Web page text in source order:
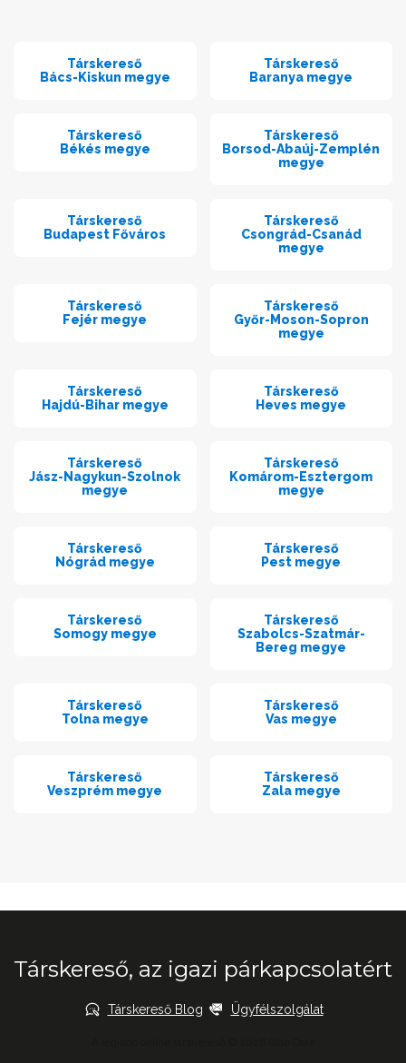
Társkereső
Bács-Kiskun megye
Társkereső
Baranya megye
Társkereső
Békés megye
Társkereső
Borsod-Abaúj-Zemplén
megye
Társkereső
Budapest Főváros
Társkereső
Csongrád-Csanád
megye
Társkereső
Fejér megye
Társkereső
Győr-Moson-Sopron
megye
Társkereső
Hajdú-Bihar megye
Társkereső
Heves megye
Társkereső
Jász-Nagykun-Szolnok
megye
Társkereső
Komárom-Esztergom
megye
Társkereső
Nógrád megye
Társkereső
Pest megye
Társkereső
Somogy megye
Társkereső
Szabolcs-Szatmár-
Bereg megye
Társkereső
Tolna megye
Társkereső
Vas megye
Társkereső
Veszprém megye
Társkereső
Zala megye
Társkereső, az igazi párkapcsolatért
Társkereső Blog Ügyfélszolgálat